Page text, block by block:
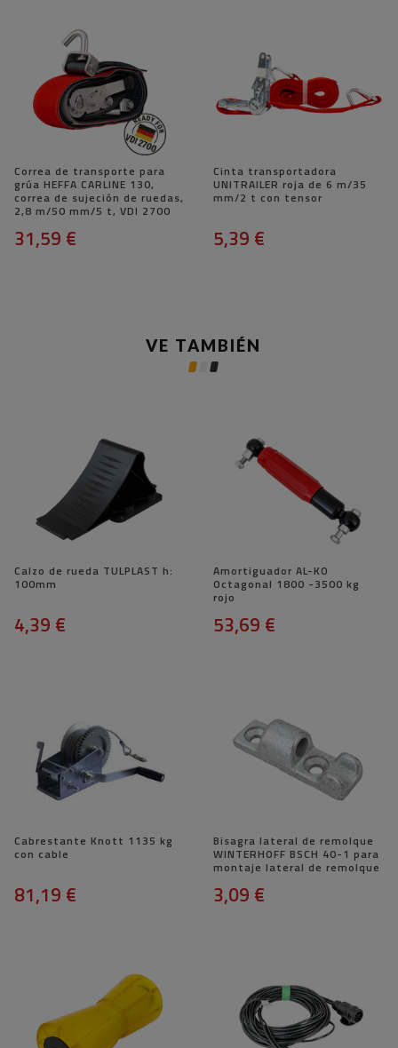
Correa de transporte para
grúa HEFFA CARLINE 130,
correa de sujeción de ruedas,
2,8 m/50 mm/5 t, VDI 2700
31,59 €
Cinta transportadora
UNITRAILER roja de 6 m/35
mm/2 t con tensor
5,39 €
VE TAMBIÉN
Calzo de rueda TULPLAST h:
100mm
4,39 €
Amortiguador AL-KO
Octagonal 1800 -3500 kg
rojo
53,69 €
Cabrestante Knott 1135 kg
con cable
81,19 €
Bisagra lateral de remolque
WINTERHOFF BSCH 40-1 para
montaje lateral de remolque
3,09 €